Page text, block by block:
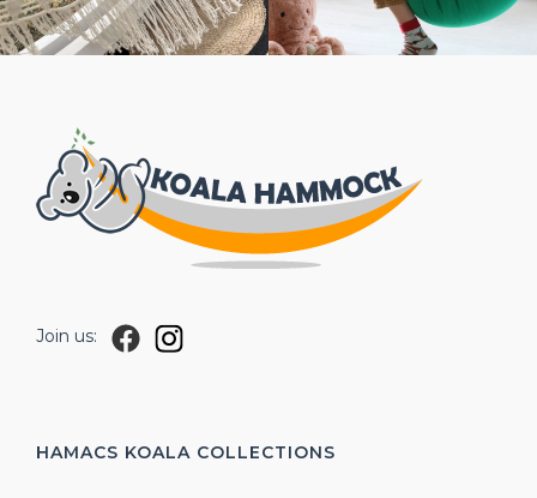
Join us:
HAMACS KOALA COLLECTIONS